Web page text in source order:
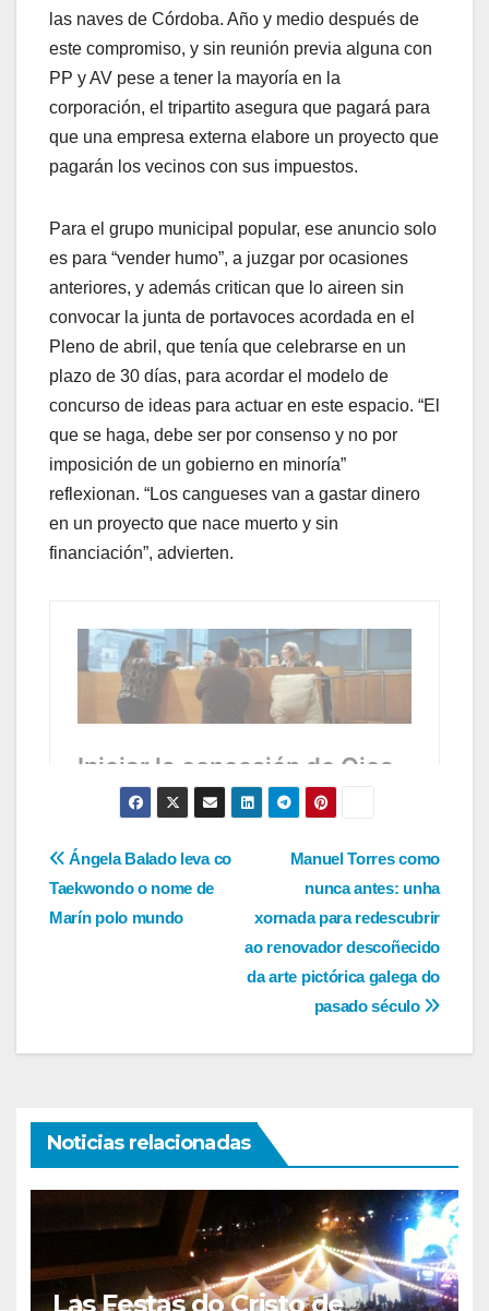
las naves de Córdoba. Año y medio después de
este compromiso, y sin reunión previa alguna con
PP y AV pese a tener la mayoría en la
corporación, el tripartito asegura que pagará para
que una empresa externa elabore un proyecto que
pagarán los vecinos con sus impuestos.
Para el grupo municipal popular, ese anuncio solo
es para “vender humo”, a juzgar por ocasiones
anteriores, y además critican que lo aireen sin
convocar la junta de portavoces acordada en el
Pleno de abril, que tenía que celebrarse en un
plazo de 30 días, para acordar el modelo de
concurso de ideas para actuar en este espacio. “El
que se haga, debe ser por consenso y no por
imposición de un gobierno en minoría”
reflexionan. “Los cangueses van a gastar dinero
en un proyecto que nace muerto y sin
financiación”, advierten.
Navegación
de
Manuel Torres como
nunca antes: unha
xornada para redescubrir
ao renovador descoñecido
da arte pictórica galega do
pasado século
Ángela Balado leva co
Taekwondo o nome de
Marín polo mundo
Noticias relacionadas
Las Festas do Cristo de